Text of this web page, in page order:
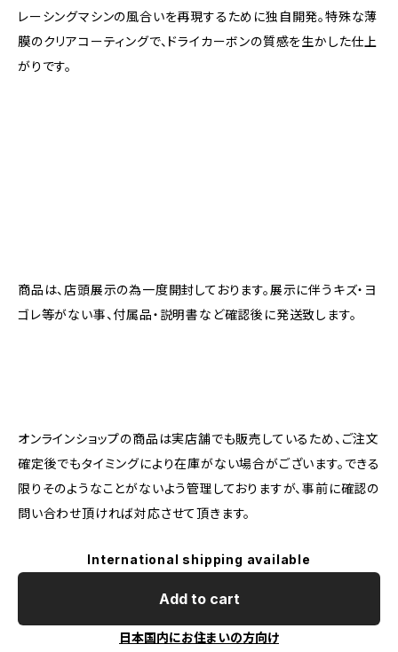
レーシングマシンの風合いを再現するために独自開発。特殊な薄
膜のクリアコーティングで、ドライカーボンの質感を生かした仕上
がりです。
商品は、店頭展示の為一度開封しております。展示に伴うキズ・ヨ
ゴレ等がない事、付属品・説明書など確認後に発送致します。
オンラインショップの商品は実店舗でも販売しているため、ご注文
確定後でもタイミングにより在庫がない場合がございます。できる
限りそのようなことがないよう管理しておりますが、事前に確認の
問い合わせ頂ければ対応させて頂きます。
International shipping available
Add to cart
日本国内にお住まいの方向け